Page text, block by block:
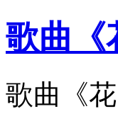
歌曲《
歌曲《